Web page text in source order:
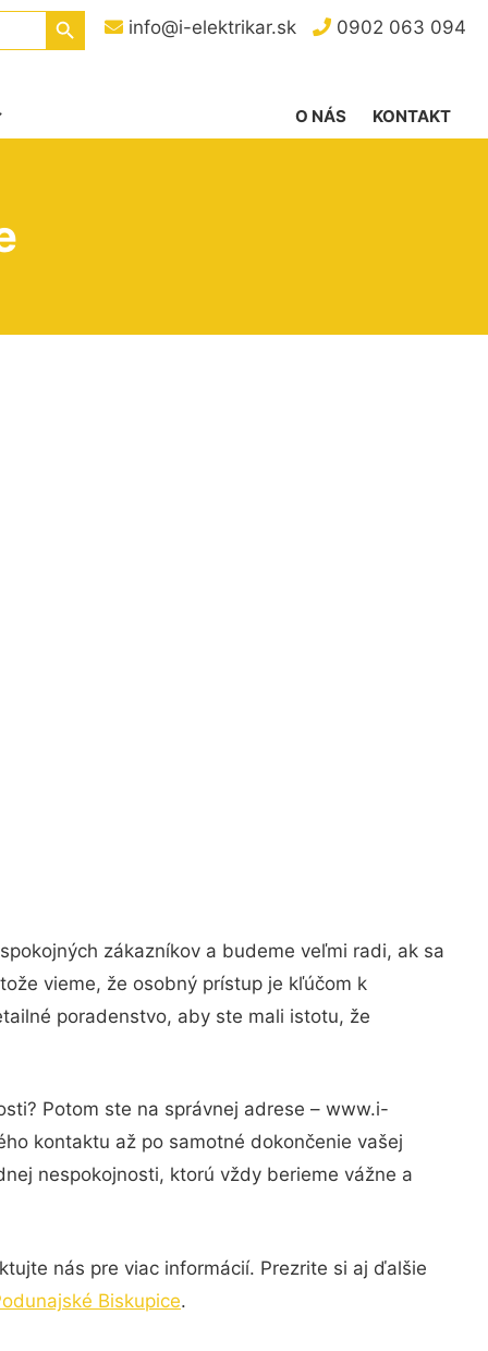
info@i-elektrikar.sk 0902 063 094
Search Button
KONTAKT
O NÁS
zákazníkov a budeme veľmi radi, ak sa
vieme, že osobný prístup je kľúčom k
poradenstvo, aby ste mali istotu, že
Potom ste na správnej adrese – www.i-
kontaktu až po samotné dokončenie vašej
nespokojnosti, ktorú vždy berieme vážne a
nás pre viac informácií. Prezrite si aj ďalšie
Biskupice.